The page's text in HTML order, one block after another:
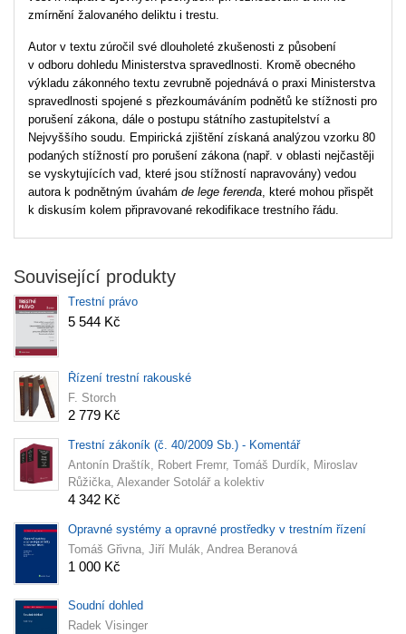
zmírnění žalovaného deliktu i trestu.
Autor v textu zúročil své dlouholeté zkušenosti z působení
v odboru dohledu Ministerstva spravedlnosti. Kromě obecného
výkladu zákonného textu zevrubně pojednává o praxi Ministerstva
spravedlnosti spojené s přezkoumáváním podnětů ke stížnosti pro
porušení zákona, dále o postupu státního zastupitelství a
Nejvyššího soudu. Empirická zjištění získaná analýzou vzorku 80
podaných stížností pro porušení zákona (např. v oblasti nejčastěji
se vyskytujících vad, které jsou stížností napravovány) vedou
autora k podnětným úvahám de lege ferenda , které mohou přispět
k diskusím kolem připravované rekodifikace trestního řádu.
Související produkty
Trestní právo
5 544 Kč
Řízení trestní rakouské
F. Storch
2 779 Kč
Trestní zákoník (č. 40/2009 Sb.) - Komentář
Antonín Draštík, Robert Fremr, Tomáš Durdík, Miroslav
Růžička, Alexander Sotolář a kolektiv
4 342 Kč
Opravné systémy a opravné prostředky v trestním řízení
Tomáš Gřivna, Jiří Mulák, Andrea Beranová
1 000 Kč
Soudní dohled
Radek Visinger